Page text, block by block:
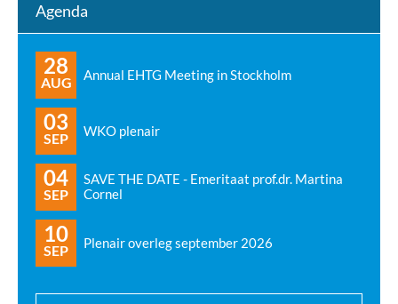
Agenda
28
AUG Annual EHTG Meeting in Stockholm
03
SEP WKO plenair
04
SEP
SAVE THE DATE - Emeritaat prof.dr. Martina
Cornel
10
SEP Plenair overleg september 2026